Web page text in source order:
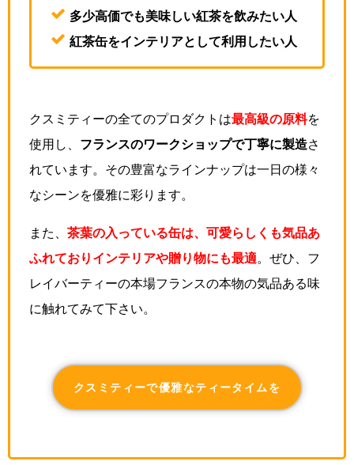
多少高価でも美味しい紅茶を飲みたい人
紅茶缶をインテリアとして利用したい人
クスミティーの全てのプロダクトは最高級の原料を
使用し、 フランスのワークショップで丁寧に製造さ
れています。その豊富なラインナップは一日の様々
なシーンを優雅に彩ります。
また、 茶葉の入っている缶は、可愛らしくも気品あ
ふれておりインテリアや贈り物にも最適。ぜひ、フ
レイバーティーの本場フランスの本物の気品ある味
に触れてみて下さい。
クスミティーで優雅なティータイムを